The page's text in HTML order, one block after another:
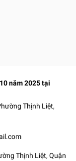
năm 2025 tại
Thịnh Liệt,
Thịnh Liệt, Quận